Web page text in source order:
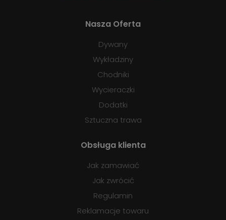
Nasza Oferta
Dywany
Wykładziny
Chodniki
Wycieraczki
Dodatki
Sztuczna trawa
Obsługa klienta
Jak zamawiać
Jak zwrócić
Regulamin
Reklamacje towaru